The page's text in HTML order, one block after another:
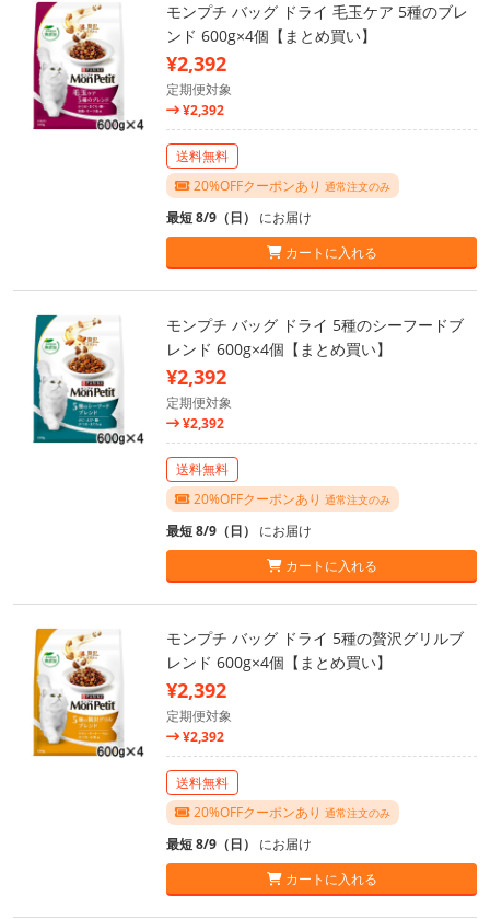
モンプチ バッグ ドライ 毛玉ケア 5種のブレ
ンド 600g×4個【まとめ買い】
¥2,392
定期便対象
¥2,392
送料無料
20%OFFクーポンあり 通常注文のみ
最短 8/9（日） にお届け
カートに入れる
モンプチ バッグ ドライ 5種のシーフードブ
レンド 600g×4個【まとめ買い】
¥2,392
定期便対象
¥2,392
送料無料
20%OFFクーポンあり 通常注文のみ
最短 8/9（日） にお届け
カートに入れる
モンプチ バッグ ドライ 5種の贅沢グリルブ
レンド 600g×4個【まとめ買い】
¥2,392
定期便対象
¥2,392
送料無料
20%OFFクーポンあり 通常注文のみ
最短 8/9（日） にお届け
カートに入れる